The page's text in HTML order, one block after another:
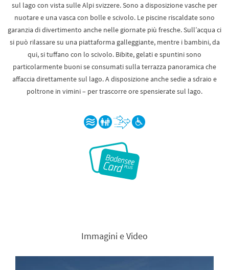
sul lago con vista sulle Alpi svizzere. Sono a disposizione vasche per
nuotare e una vasca con bolle e scivolo. Le piscine riscaldate sono
garanzia di divertimento anche nelle giornate più fresche. Sull’acqua ci
si può rilassare su una piattaforma galleggiante, mentre i bambini, da
qui, si tuffano con lo scivolo. Bibite, gelati e spuntini sono
particolarmente buoni se consumati sulla terrazza panoramica che
affaccia direttamente sul lago. A disposizione anche sedie a sdraio e
poltrone in vimini – per trascorre ore spensierate sul lago.
Immagini e Video